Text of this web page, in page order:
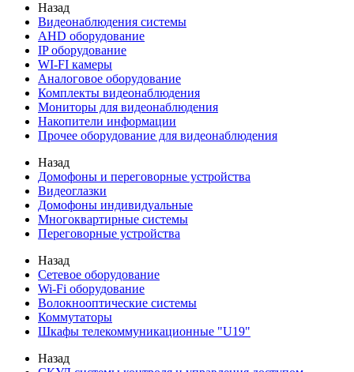
Назад
Видеонаблюдения cистемы
AHD оборудование
IP оборудование
WI-FI камеры
Аналоговое оборудование
Комплекты видеонаблюдения
Мониторы для видеонаблюдения
Накопители информации
Прочее оборудование для видеонаблюдения
Назад
Домофоны и переговорные устройства
Видеоглазки
Домофоны индивидуальные
Многоквартирные системы
Переговорные устройства
Назад
Сетевое оборудование
Wi-Fi оборудование
Волокнооптические системы
Коммутаторы
Шкафы телекоммуникационные "U19"
Назад